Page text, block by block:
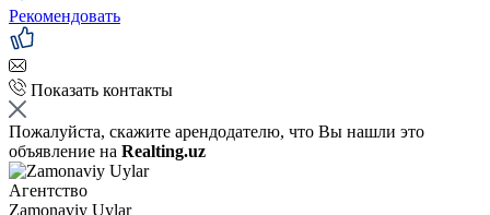
Рекомендовать
Показать контакты
Пожалуйста, скажите арендодателю, что Вы нашли это
объявление на Realting.uz
Агентство
Zamonaviy Uylar